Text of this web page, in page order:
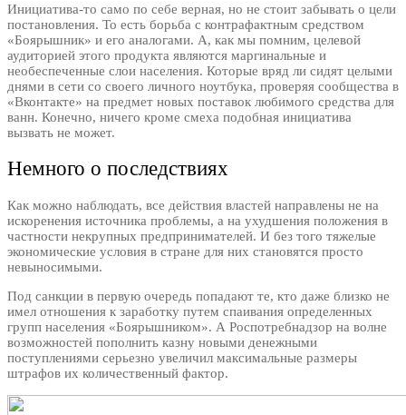
Инициатива-то само по себе верная, но не стоит забывать о цели
постановления. То есть борьба с контрафактным средством
«Боярышник» и его аналогами. А, как мы помним, целевой
аудиторией этого продукта являются маргинальные и
необеспеченные слои населения. Которые вряд ли сидят целыми
днями в сети со своего личного ноутбука, проверяя сообщества в
«Вконтакте» на предмет новых поставок любимого средства для
ванн. Конечно, ничего кроме смеха подобная инициатива
вызвать не может.
Немного о последствиях
Как можно наблюдать, все действия властей направлены не на
искоренения источника проблемы, а на ухудшения положения в
частности некрупных предпринимателей. И без того тяжелые
экономические условия в стране для них становятся просто
невыносимыми.
Под санкции в первую очередь попадают те, кто даже близко не
имел отношения к заработку путем спаивания определенных
групп населения «Боярышником». А Роспотребнадзор на волне
возможностей пополнить казну новыми денежными
поступлениями серьезно увеличил максимальные размеры
штрафов их количественный фактор.